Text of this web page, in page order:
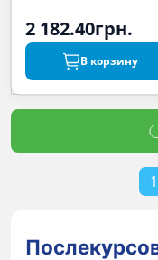
2 182.40грн.
В корзину
1